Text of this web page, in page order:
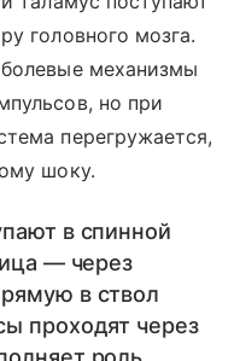
головного мозга.
механизмы
но при
перегружается,
шоку.
в спинной
— через
в ствол
проходят через